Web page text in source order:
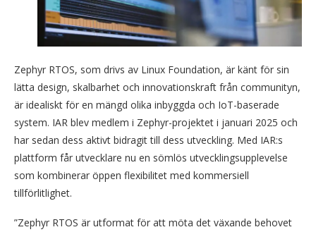
Zephyr RTOS, som drivs av Linux Foundation, är känt för sin
lätta design, skalbarhet och innovationskraft från communityn,
är idealiskt för en mängd olika inbyggda och IoT-baserade
system. IAR blev medlem i Zephyr-projektet i januari 2025 och
har sedan dess aktivt bidragit till dess utveckling. Med IAR:s
plattform får utvecklare nu en sömlös utvecklingsupplevelse
som kombinerar öppen flexibilitet med kommersiell
tillförlitlighet.
”Zephyr RTOS är utformat för att möta det växande behovet